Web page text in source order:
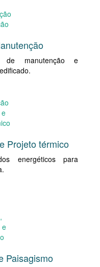
de manutenção e
Projeto térmico
energéticos para
Paisagismo